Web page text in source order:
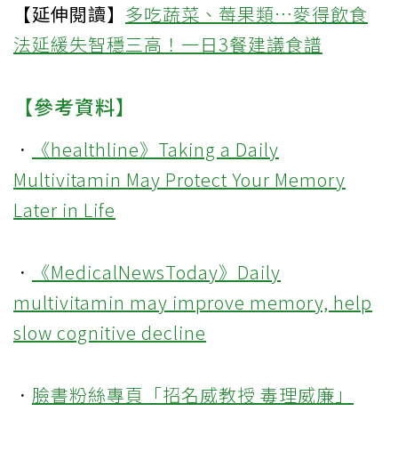
【延伸閱讀】 多吃蔬菜、莓果類…麥得飲食
法延緩失智穩三高！一日3餐建議食譜
【參考資料】
．
《healthline》Taking a Daily
Multivitamin May Protect Your Memory
Later in Life
．
《MedicalNewsToday》Daily
multivitamin may improve memory, help
slow cognitive decline
． 臉書粉絲專頁「招名威教授 毒理威廉」